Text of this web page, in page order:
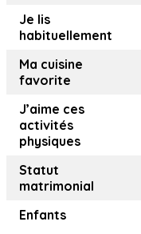
Je lis
habituellement
Ma cuisine
favorite
J’aime ces
activités
physiques
Statut
matrimonial
Enfants